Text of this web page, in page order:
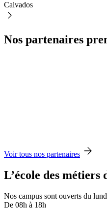
Calvados
Nos partenaires
Voir tous nos partenaires
L’école des métiers
Nos campus sont ouverts du
De 08h à 18h